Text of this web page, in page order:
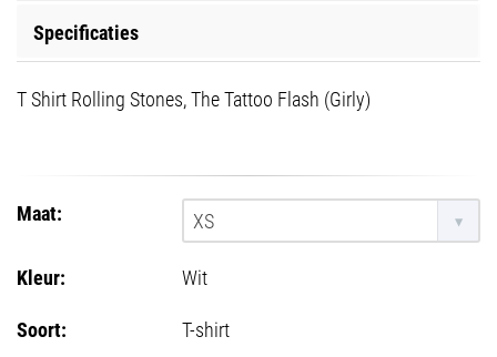
Specificaties
T Shirt Rolling Stones, The Tattoo Flash (Girly)
Maat: XS
Kleur:
Wit
Soort:
T-shirt